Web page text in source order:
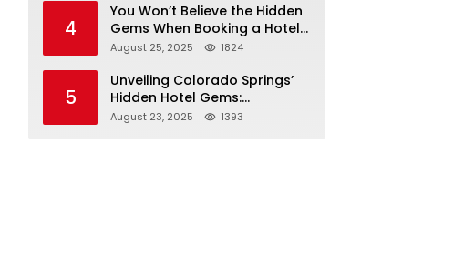
4
You Won’t Believe the Hidden
Gems When Booking a Hotel
in Louisville KY—From Cheap
August 25, 2025 1824
5
Unveiling Colorado Springs’
Hidden Hotel Gems:
Affordable Stays, Luxury
August 23, 2025 1393